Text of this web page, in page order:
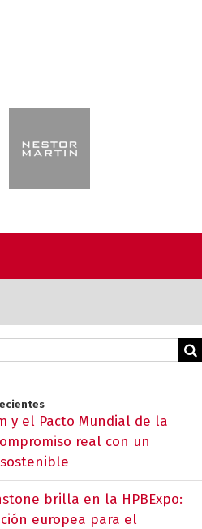
y el Pacto Mundial de la
real con un
brilla en la HPBExpo:
europea para el